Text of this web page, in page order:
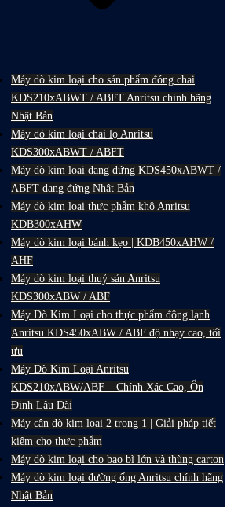
Máy dò kim loại cho sản phẩm đóng chai
KDS210xABWT / ABFT Anritsu chính hãng
Nhật Bản
Máy dò kim loại chai lọ Anritsu
KDS300xABWT / ABFT
Máy dò kim loại dạng đứng KDS450xABWT /
ABFT dạng đứng Nhật Bản
Máy dò kim loại thực phẩm khô Anritsu
KDB300xAHW
Máy dò kim loại bánh kẹo | KDB450xAHW /
AHF
Máy dò kim loại thuỷ sản Anritsu
KDS300xABW / ABF
Máy Dò Kim Loại cho thực phẩm đông lạnh
Anritsu KDS450xABW / ABF độ nhạy cao, tối
ưu
Máy Dò Kim Loại Anritsu
KDS210xABW/ABF – Chính Xác Cao, Ổn
Định Lâu Dài
Máy cân dò kim loại 2 trong 1 | Giải pháp tiết
kiệm cho thực phẩm
Máy dò kim loại cho bao bì lớn và thùng carton
Máy dò kim loại đường ống Anritsu chính hãng
Nhật Bản